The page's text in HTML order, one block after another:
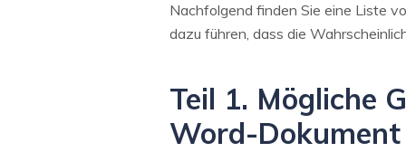
Nachfolgend finden Sie eine Liste
dazu führen, dass die
Teil 1. Mögliche
Word-Dokument